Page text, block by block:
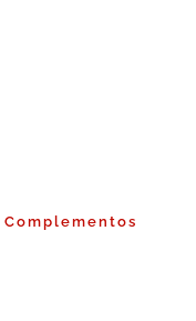
Complementos